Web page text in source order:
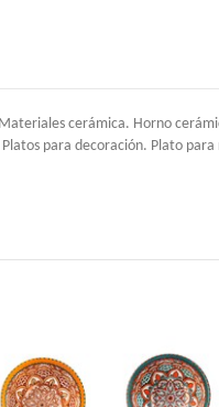
cerámica. Horno
para decoración. Plato